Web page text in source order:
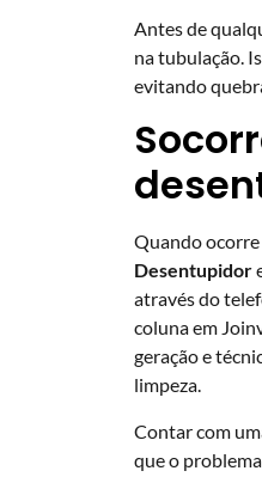
Antes de
na tubulação.
evitando
Quando
Desentupidor
através do
coluna em
geração e
limpeza.
Contar com
que o